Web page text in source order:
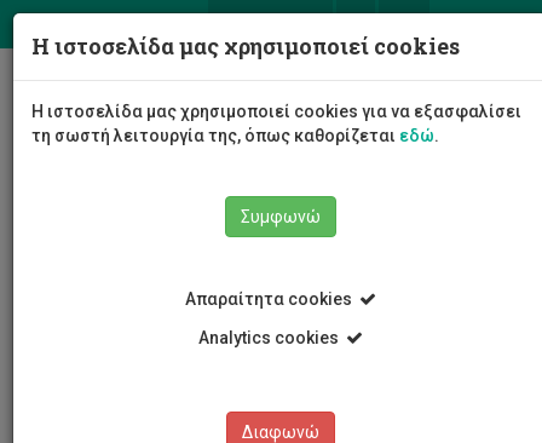
Η ιστοσελίδα μας χρησιμοποιεί cookies
Η ιστοσελίδα μας χρησιμοποιεί cookies για να εξασφαλίσει
τη σωστή λειτουργία της, όπως καθορίζεται εδώ.
Συμφωνώ
Απαραίτητα cookies
Analytics cookies
Διαφωνώ